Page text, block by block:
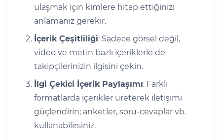
ulaşmak için kimlere hitap ettiğinizi
anlamanız gerekir.
İçerik Çeşitliliği: Sadece görsel değil,
video ve metin bazlı içeriklerle de
takipçilerinizin ilgisini çekin.
İlgi Çekici İçerik Paylaşımı: Farklı
formatlarda içerikler üreterek iletişimi
güçlendirin; anketler, soru-cevaplar vb.
kullanabilirsiniz.